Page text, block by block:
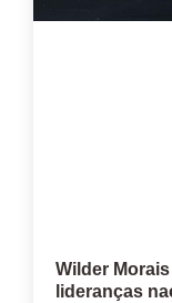
Wilder
lideranças